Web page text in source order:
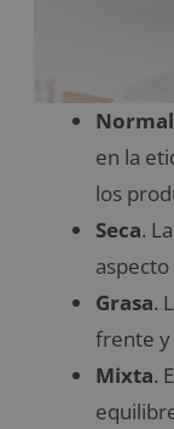
Normal
en la
los
Seca.
Grasa.
frente y
Mixta.